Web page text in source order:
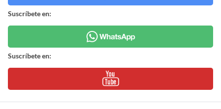
Suscríbete en:
Suscríbete en: